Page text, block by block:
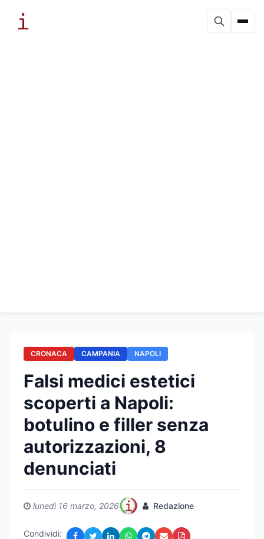
CRONACA CAMPANIA NAPOLI
Falsi medici estetici
scoperti a Napoli:
botulino e filler senza
autorizzazioni, 8
denunciati
lunedì 16 marzo, 2026 Redazione
Condividi: